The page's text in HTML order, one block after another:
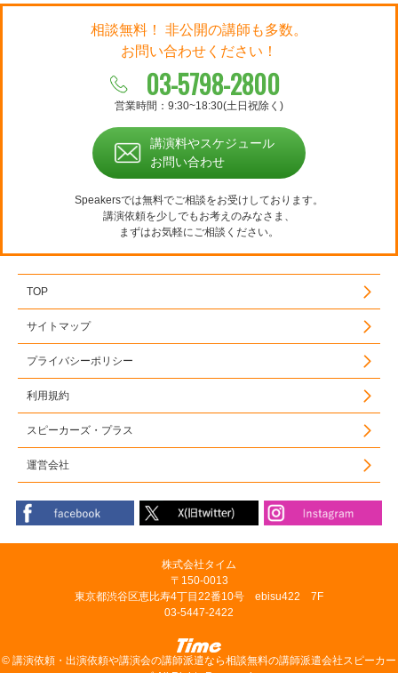
相談無料！ 非公開の講師も多数。
お問い合わせください！
03-5798-2800
営業時間：9:30~18:30(土日祝除く)
講演料やスケジュール
お問い合わせ
Speakersでは無料でご相談をお受けしております。
講演依頼を少しでもお考えのみなさま、
まずはお気軽にご相談ください。
TOP
サイトマップ
プライバシーポリシー
利用規約
スピーカーズ・プラス
運営会社
株式会社タイム
〒150-0013
東京都渋谷区恵比寿4丁目22番10号 ebisu422 7F
03-5447-2422
© 講演依頼・出演依頼や講演会の講師派遣なら相談無料の講師派遣会社スピーカー